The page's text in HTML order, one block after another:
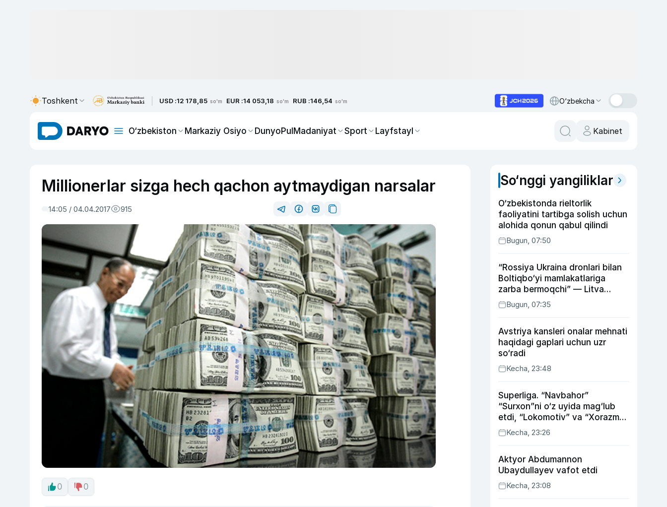
Toshkent USD :12 178,85 so'm EUR :14 053,18 so'm RUB :146,54 so'm O‘zbekcha
O‘zbekiston Markaziy Osiyo DunyoPulMadaniyat Sport Layfstayl Kabinet
Millionerlar sizga hech qachon aytmaydigan narsalar
14:05 / 04.04.2017 915
0 0
So‘nggi yangiliklar
O‘zbekistonda rieltorlik
faoliyatini tartibga solish uchun
alohida qonun qabul qilindi
Bugun, 07:50
“Rossiya Ukraina dronlari bilan
Boltiqbo‘yi mamlakatlariga
zarba bermoqchi” — Litva
mudofaa vaziri
Bugun, 07:35
Avstriya kansleri onalar mehnati
haqidagi gaplari uchun uzr
so‘radi
Kecha, 23:48
Superliga. “Navbahor”
“Surxon”ni o‘z uyida mag‘lub
etdi, “Lokomotiv” va “Xorazm”
uyda g‘alaba qozondi
Kecha, 23:26
Aktyor Abdu­mannon
Ubaydullayev vafot etdi
Kecha, 23:08